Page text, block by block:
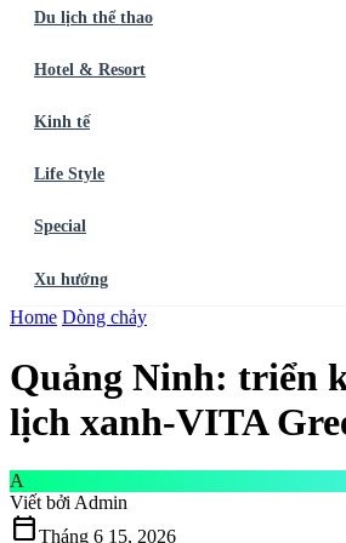
Du lịch thể thao
Hotel & Resort
Kinh tế
Life Style
Special
Xu hướng
Trang chủẨm thực
KÝ NGAY
Home Dòng chảy
Quảng Ninh: triển
lịch xanh-VITA
A
Viết bởi Admin
calendar_todayTháng 6 15, 2026